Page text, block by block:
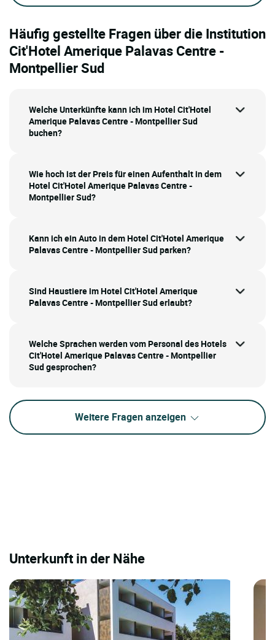
Häufig gestellte Fragen über die Institution
Cit'Hotel Amerique Palavas Centre -
Montpellier Sud
Welche Unterkünfte kann ich im Hotel Cit'Hotel
Amerique Palavas Centre - Montpellier Sud
buchen?
Wie hoch ist der Preis für einen Aufenthalt in dem
Hotel Cit'Hotel Amerique Palavas Centre -
Montpellier Sud?
Kann ich ein Auto in dem Hotel Cit'Hotel Amerique
Palavas Centre - Montpellier Sud parken?
Sind Haustiere im Hotel Cit'Hotel Amerique
Palavas Centre - Montpellier Sud erlaubt?
Welche Sprachen werden vom Personal des Hotels
Cit'Hotel Amerique Palavas Centre - Montpellier
Sud gesprochen?
Weitere Fragen anzeigen
Unterkunft in der Nähe